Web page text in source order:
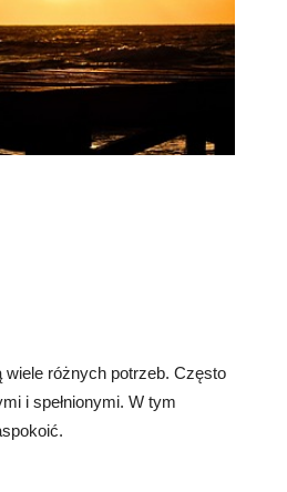
różnych potrzeb. Często
i spełnionymi. W tym